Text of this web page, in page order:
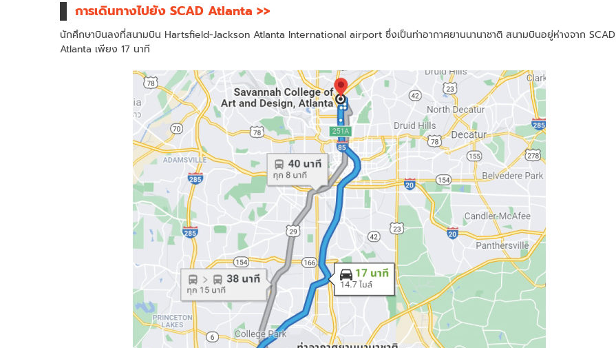
การเดินทางไปยัง SCAD Atlanta >>
นักศึกษาบินลงที่สนามบิน Hartsfield-Jackson Atlanta International airport ซึ่งเป็นท่าอากาศยานนานาชาติ สนามบินอยู่ห่างจาก SCAD
Atlanta เพียง 17 นาที